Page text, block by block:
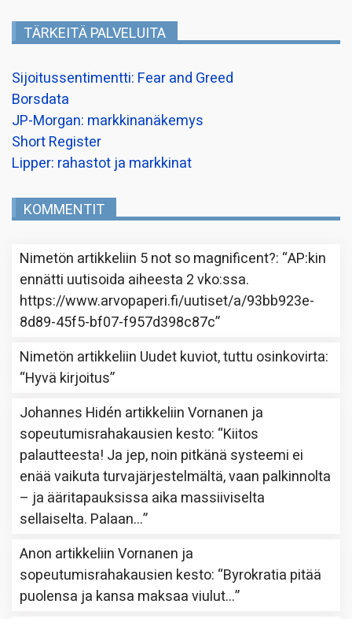
TÄRKEITÄ PALVELUITA
Sijoitussentimentti: Fear and Greed
Borsdata
JP-Morgan: markkinanäkemys
Short Register
Lipper: rahastot ja markkinat
KOMMENTIT
Nimetön artikkeliin 5 not so magnificent?: “AP:kin
ennätti uutisoida aiheesta 2 vko:ssa.
https://www.arvopaperi.fi/uutiset/a/93bb923e-
8d89-45f5-bf07-f957d398c87c”
Nimetön artikkeliin Uudet kuviot, tuttu osinkovirta:
“Hyvä kirjoitus”
Johannes Hidén artikkeliinVornanen ja
sopeutumisrahakausien kesto: “Kiitos
palautteesta! Ja jep, noin pitkänä systeemi ei
enää vaikuta turvajärjestelmältä, vaan palkinnolta
– ja ääritapauksissa aika massiiviselta
sellaiselta. Palaan…”
Anon artikkeliinVornanen ja
sopeutumisrahakausien kesto: “Byrokratia pitää
puolensa ja kansa maksaa viulut…”